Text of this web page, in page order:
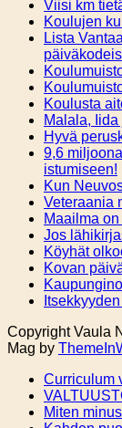
Viisi km
Koulujen
Lista
Koulusta
Malala,
Hyvä
9,6
istumiseen!
Kun
Veteraania
Maailma
Jos
Köyhät
Kovan
Copyright Vaula
Mag by
Curriculum
Miten